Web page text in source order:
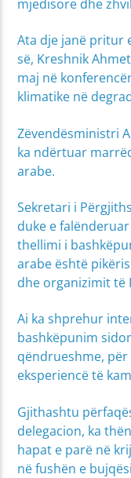
mjedisore dhe
Ata dje janë pritur
së, Kreshnik
maj në
klimatike në
Zëvendësministri
ka ndërtuar
arabe.
Sekretari i
duke e
thellimi i
arabe është
dhe organizimit të
Ai ka shprehur
bashkëpunim
qëndrueshme, për
eksperiencë të
Gjithashtu
delegacion, ka
hapat e parë në
në fushën e